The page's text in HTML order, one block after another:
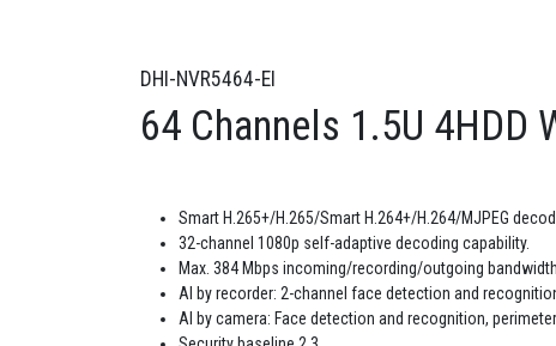
DHI-NVR5464-EI
64 Channels 1.5U 4HDD
Smart H.265+/H.265/Smart H.264+/H.264/MJPEG
32-channel 1080p self-adaptive decoding capability.
Max. 384 Mbps incoming/recording/outgoing bandwidth.
AI by recorder: 2-channel face detection and
AI by camera: Face detection and recognition,